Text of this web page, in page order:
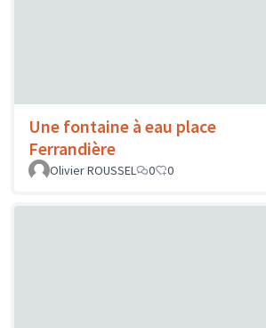
Une fontaine à eau place
Ferrandière
Olivier ROUSSEL
0 0